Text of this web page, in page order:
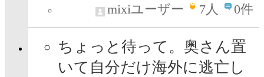
mixiユーザー
7人 0件
ちょっと待って。奥さん置
いて自分だけ海外に逃亡し